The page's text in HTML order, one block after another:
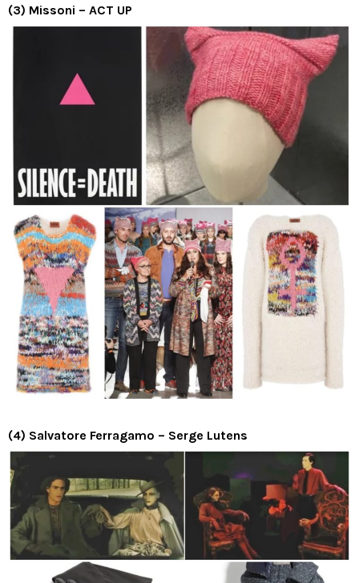
(3) Missoni – ACT UP
(4) Salvatore Ferragamo – Serge Lutens